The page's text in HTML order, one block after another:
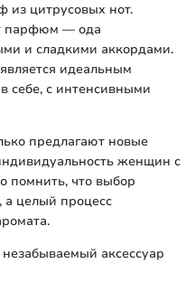
из цитрусовых нот.
парфюм — ода
и сладкими аккордами.
идеальным
себе, с интенсивными
предлагают новые
женщин с
что выбор
целый процесс
аксессуар